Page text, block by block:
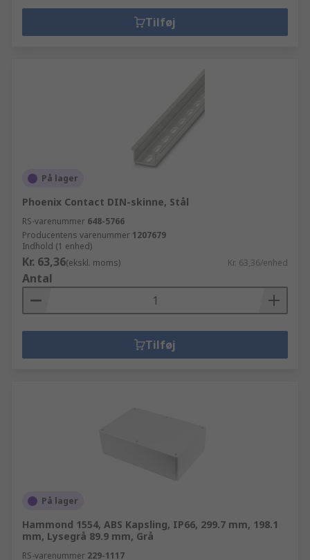
Tilføj
På lager
Phoenix Contact DIN-skinne, Stål
RS-varenummer 648-5766
Producentens varenummer 1207679
Indhold (1 enhed)
Kr. 63,36(ekskl. moms) Kr. 63,36/enhed
Antal
Tilføj
På lager
Hammond 1554, ABS Kapsling, IP66, 299.7 mm, 198.1
mm, Lysegrå 89.9 mm, Grå
RS-varenummer 229-1117